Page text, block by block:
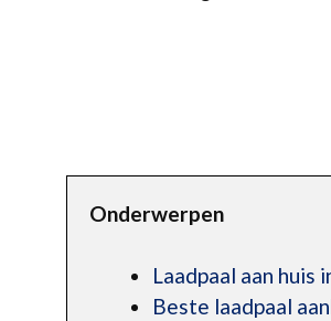
Onderwerpen
Laadpaal aan huis
Beste laadpaal